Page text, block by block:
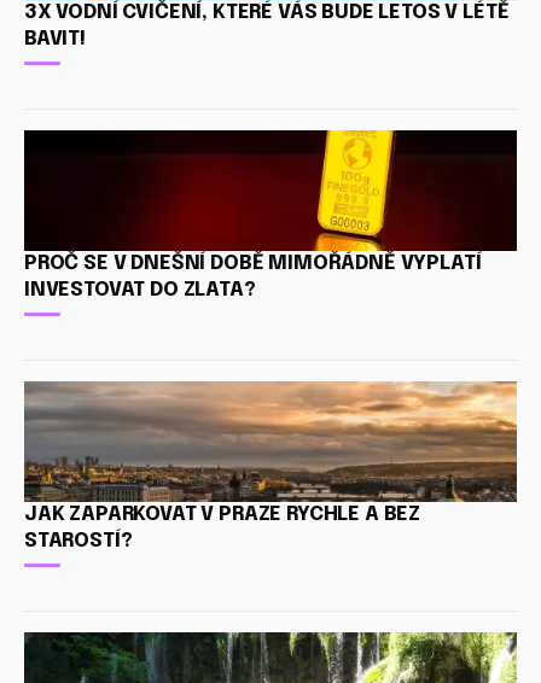
3X VODNÍ CVIČENÍ, KTERÉ VÁS BUDE LETOS V LÉTĚ
BAVIT!
PROČ SE V DNEŠNÍ DOBĚ MIMOŘÁDNĚ VYPLATÍ
INVESTOVAT DO ZLATA?
JAK ZAPARKOVAT V PRAZE RYCHLE A BEZ
STAROSTÍ?